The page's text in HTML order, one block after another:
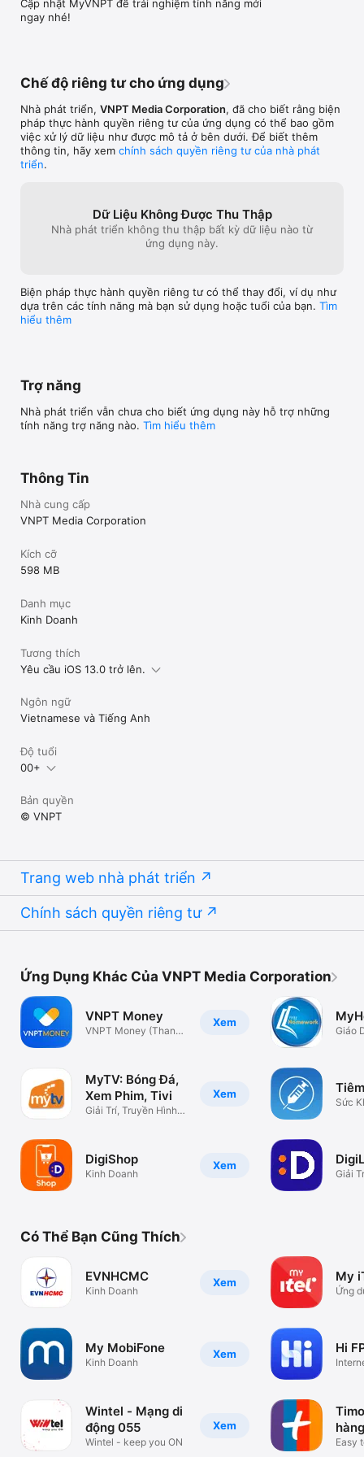
Cập nhật MyVNPT để trải nghiệm tính năng mới
ngay nhé!
Chế độ riêng tư cho ứng dụng
Nhà phát triển, VNPT Media Corporation, đã cho biết rằng biện
pháp thực hành quyền riêng tư của ứng dụng có thể bao gồm
việc xử lý dữ liệu như được mô tả ở bên dưới. Để biết thêm
thông tin, hãy xem chính sách quyền riêng tư của nhà phát
triển.
Dữ Liệu Không Được Thu Thập
Nhà phát triển không thu thập bất kỳ dữ liệu nào từ
ứng dụng này.
Biện pháp thực hành quyền riêng tư có thể thay đổi, ví dụ như
dựa trên các tính năng mà bạn sử dụng hoặc tuổi của bạn. Tìm
hiểu thêm
Trợ năng
Nhà phát triển vẫn chưa cho biết ứng dụng này hỗ trợ những
tính năng trợ năng nào. Tìm hiểu thêm
Thông Tin
Nhà cung cấp
VNPT Media Corporation
Kích cỡ
598 MB
Danh mục
Kinh Doanh
Tương thích
Yêu cầu iOS 13.0 trở lên.
Ngôn ngữ
Vietnamese và Tiếng Anh
Độ tuổi
00+
Bản quyền
© VNPT
Trang web nhà phát triển
Chính sách quyền riêng tư
Ứng Dụng Khác Của VNPT Media Corporation
Xem
VNPT Money
VNPT Money (Thanh
Xem
MyTV: Bóng Đá,
Xem Phim, Tivi
Giải Trí, Truyền Hình,
Xem
DigiShop
Kinh Doanh
Giáo
Sức
Giải
Có Thể Bạn Cũng Thích
Xem
EVNHCMC
Kinh Doanh
Xem
My MobiFone
Kinh Doanh
Xem
Wintel - Mạng di
động 055
Wintel - keep you ON
My
Ứng
Hi
Easy